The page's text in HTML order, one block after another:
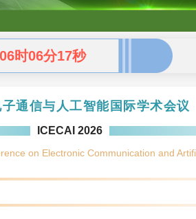
时06分16秒
通信与人工智能国际学术会议
ICECAI 2026
on Electronic Communication and